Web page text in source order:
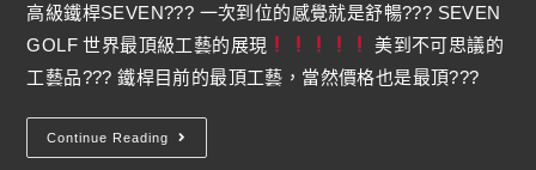
高級鐵桿SEVEN??? 一次到位的感覺就是舒暢??? SEVEN
GOLF 世界最頂級工藝的展現
美到不可思議的
工藝品??? 鐵桿目前的最頂工藝，當然價格也是最頂???
Continue Reading